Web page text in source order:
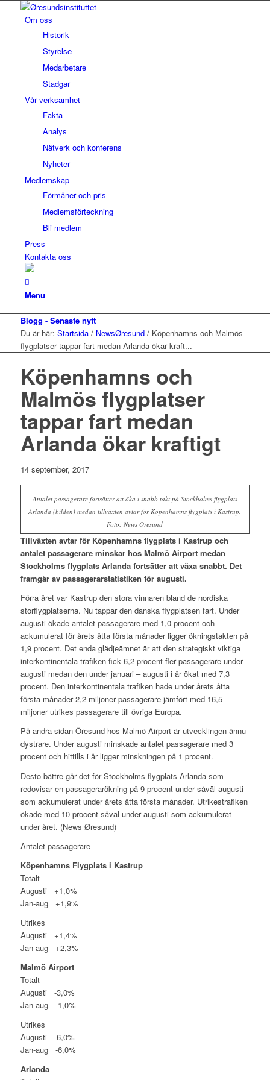
Om oss
Historik
Styrelse
Medarbetare
Stadgar
Vår verksamhet
Fakta
Analys
Nätverk och konferens
Nyheter
Medlemskap
Förmåner och pris
Medlemsförteckning
Bli medlem
Press
Kontakta oss
Menu
Blogg - Senaste nytt
Du är här: Startsida / NewsØresund / Köpenhamns och Malmös
flygplatser tappar fart medan Arlanda ökar kraft...
Köpenhamns och
Malmös flygplatser
tappar fart medan
Arlanda ökar kraftigt
14 september, 2017
Antalet passagerare fortsätter att öka i snabb takt på Stockholms flygplats
Arlanda (bilden) medan tillväxten avtar för Köpenhamns flygplats i Kastrup.
Foto: News Öresund
Tillväxten avtar för Köpenhamns flygplats i Kastrup och
antalet passagerare minskar hos Malmö Airport medan
Stockholms flygplats Arlanda fortsätter att växa snabbt. Det
framgår av passagerarstatistiken för augusti.
Förra året var Kastrup den stora vinnaren bland de nordiska
storflygplatserna. Nu tappar den danska flygplatsen fart. Under
augusti ökade antalet passagerare med 1,0 procent och
ackumulerat för årets åtta första månader ligger ökningstakten på
1,9 procent. Det enda glädjeämnet är att den strategiskt viktiga
interkontinentala trafiken fick 6,2 procent fler passagerare under
augusti medan den under januari – augusti i år ökat med 7,3
procent. Den interkontinentala trafiken hade under årets åtta
första månader 2,2 miljoner passagerare jämfört med 16,5
miljoner utrikes passagerare till övriga Europa.
På andra sidan Öresund hos Malmö Airport är utvecklingen ännu
dystrare. Under augusti minskade antalet passagerare med 3
procent och hittills i år ligger minskningen på 1 procent.
Desto bättre går det för Stockholms flygplats Arlanda som
redovisar en passagerarökning på 9 procent under såväl augusti
som ackumulerat under årets åtta första månader. Utrikestrafiken
ökade med 10 procent såväl under augusti som ackumulerat
under året. (News Øresund)
Antalet passagerare
Köpenhamns Flygplats i Kastrup
Totalt
Augusti +1,0%
Jan-aug +1,9%
Utrikes
Augusti +1,4%
Jan-aug +2,3%
Malmö Airport
Totalt
Augusti -3,0%
Jan-aug -1,0%
Utrikes
Augusti -6,0%
Jan-aug -6,0%
Arlanda